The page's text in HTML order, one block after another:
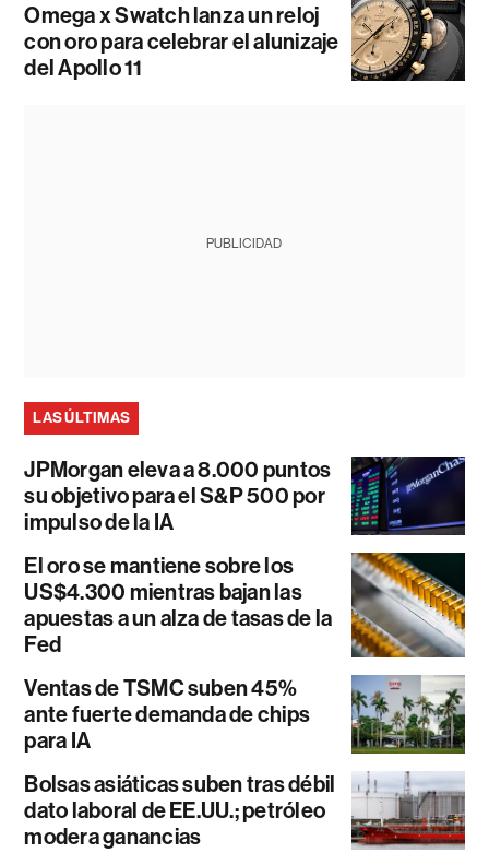
Omega x Swatch lanza un reloj
con oro para celebrar el alunizaje
del Apollo 11
PUBLICIDAD
LAS ÚLTIMAS
JPMorgan eleva a 8.000 puntos
su objetivo para el S&P 500 por
impulso de la IA
El oro se mantiene sobre los
US$4.300 mientras bajan las
apuestas a un alza de tasas de la
Fed
Ventas de TSMC suben 45%
ante fuerte demanda de chips
para IA
Bolsas asiáticas suben tras débil
dato laboral de EE.UU.; petróleo
modera ganancias